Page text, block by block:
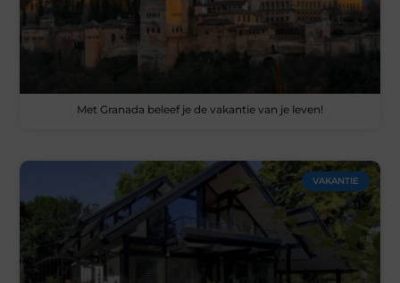
Met Granada beleef je de vakantie van je leven!
VAKANTIE